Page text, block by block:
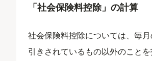
「社会保険料控除」の計算
社会保険料控除については、毎
引きされているもの以外のことを